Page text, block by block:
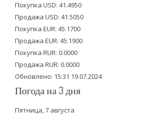
t
e
r
b
o
o
k
u
b
e
Покупка USD: 41.4950
Продажа USD: 41.5050
Покупка EUR: 45.1700
Продажа EUR: 45.1900
Покупка RUR: 0.0000
Продажа RUR: 0.0000
Обновлено: 15:31 19.07.2024
Погода на 3 дня
Пятница, 7 августа